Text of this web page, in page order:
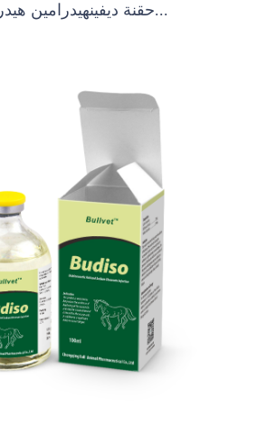
حقنة ديفينهيدرامين هيدروكلور...